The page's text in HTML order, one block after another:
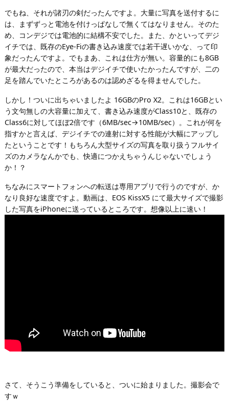
でもね、それが諸刃の剣だったんですよ。大量に写真を送付するに
は、まずずっと電池を付けっぱなしで無くてはなりません。そのた
め、コンデジでは電池的に結構不安でした。また、かといってデジ
イチでは、既存のEye-Fiの書き込み速度では若干遅いかな、って印
象だったんですよ。でもまあ、これは仕方が無い。容量的にも8GB
が最大だったので、本当はデジイチで使いたかったんですが、二の
足を踏んでいたところがあるのは認めざるを得ませんでした。
しかし！ついに出ちゃいましたよ 16GBのPro X2。これは16GBとい
う文句無しの大容量に加えて、書き込み速度がClass10と、既存の
Class6に対してほぼ2倍です（6MB/sec→10MB/sec）。これが何を
指すかと言えば、デジイチでの連射に対する性能が大幅にアップし
たということです！もちろん大型サイズの写真を取り扱うフルサイ
ズのカメラなんかでも、快適につかえちゃうんじゃないでしょう
か！？
ちなみにスマートフォンへの転送は専用アプリで行うのですが、か
なり良好な速度ですよ。動画は、EOS KissX5 にて最大サイズで撮影
した写真をiPhoneに送っているところです。想像以上に速い！
さて、そうこう準備をしていると、ついに始まりました。撮影会で
すｗ